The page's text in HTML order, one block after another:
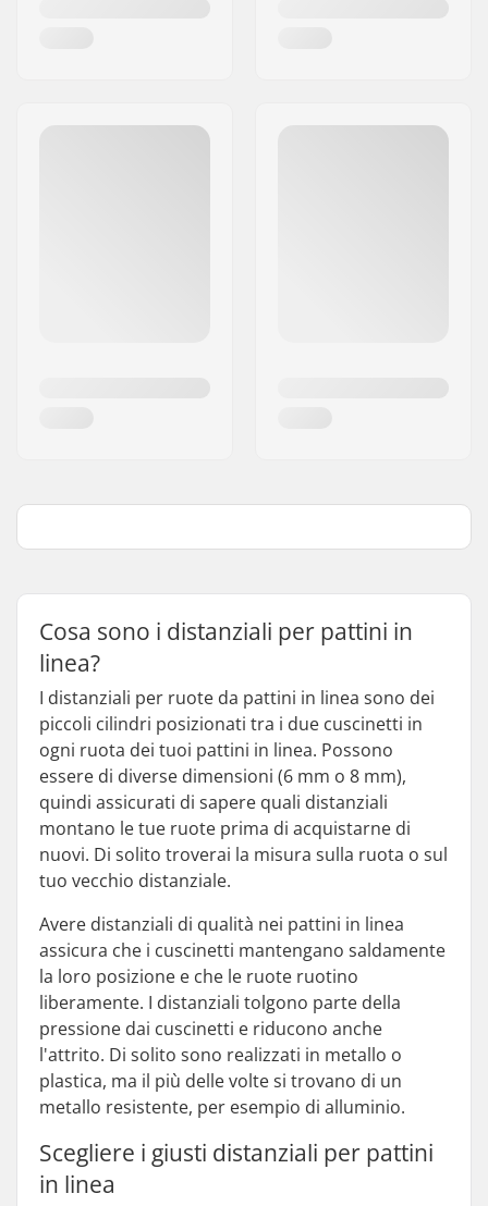
Cosa sono i distanziali per pattini in
linea?
I distanziali per ruote da pattini in linea sono dei
piccoli cilindri posizionati tra i due cuscinetti in
ogni ruota dei tuoi pattini in linea. Possono
essere di diverse dimensioni (6 mm o 8 mm),
quindi assicurati di sapere quali distanziali
montano le tue ruote prima di acquistarne di
nuovi. Di solito troverai la misura sulla ruota o sul
tuo vecchio distanziale.
Avere distanziali di qualità nei pattini in linea
assicura che i cuscinetti mantengano saldamente
la loro posizione e che le ruote ruotino
liberamente. I distanziali tolgono parte della
pressione dai cuscinetti e riducono anche
l'attrito. Di solito sono realizzati in metallo o
plastica, ma il più delle volte si trovano di un
metallo resistente, per esempio di alluminio.
Scegliere i giusti distanziali per pattini
in linea